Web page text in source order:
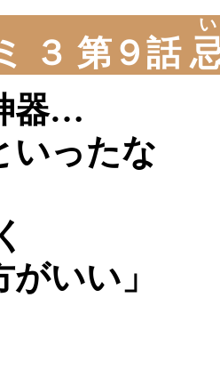
３ 第９話
い
器…
いったな
いい」